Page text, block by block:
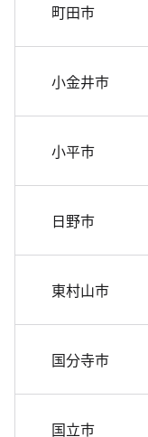
町田市
小金井市
小平市
日野市
東村山市
国分寺市
国立市